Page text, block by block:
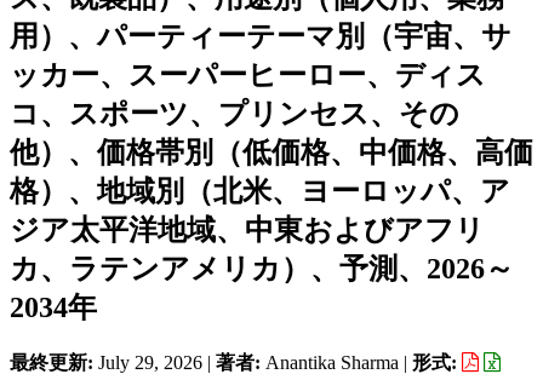
用）、パーティーテーマ別（宇宙、サ
ッカー、スーパーヒーロー、ディス
コ、スポーツ、プリンセス、その
他）、価格帯別（低価格、中価格、高価
格）、地域別（北米、ヨーロッパ、ア
ジア太平洋地域、中東およびアフリ
カ、ラテンアメリカ）、予測、2026～
2034年
最終更新: July 29, 2026 | 著者: Anantika Sharma | 形式: